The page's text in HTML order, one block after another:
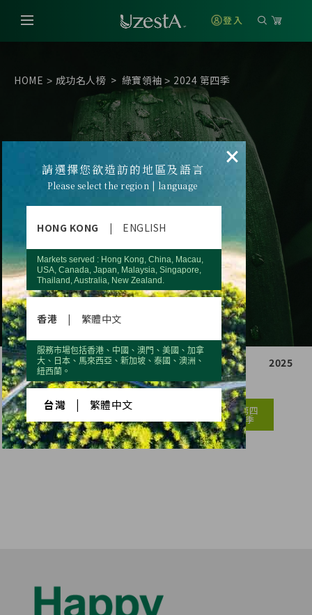
登入
HOME > 成功名人榜 > 綠寶領袖 > 2024 第四季
2021 2022 2023 2024 2025
第一
季
第二
季 季
第四
季
×
請選擇您欲造訪的地區及語言
Please select the region | language
HONG KONG | ENGLISH
Markets served : Hong Kong, China, Macau,
USA, Canada, Japan, Malaysia, Singapore,
Thailand, Australia, New Zealand.
香港 | 繁體中文
服務市場包括香港、中國、澳門、美國、加拿
大、日本、馬來西亞、新加坡、泰國、澳洲、
紐西蘭。
台灣 繁體中文